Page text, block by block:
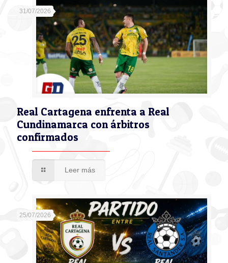
31/07/2026
Real Cartagena enfrenta a Real
Cundinamarca con árbitros
confirmados
Leer más
25/07/2026